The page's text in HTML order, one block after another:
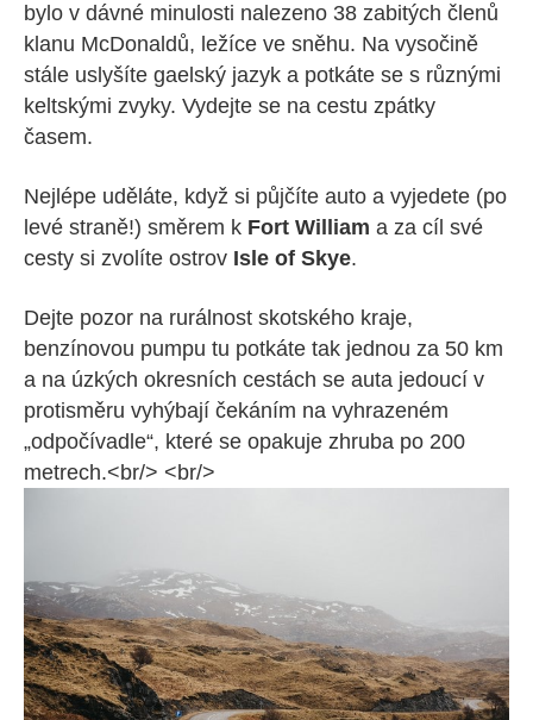
bylo v dávné minulosti nalezeno 38 zabitých členů
klanu McDonaldů, ležíce ve sněhu. Na vysočině
stále uslyšíte gaelský jazyk a potkáte se s různými
keltskými zvyky. Vydejte se na cestu zpátky
časem.
Nejlépe uděláte, když si půjčíte auto a vyjedete (po
levé straně!) směrem k Fort William a za cíl své
cesty si zvolíte ostrov Isle of Skye.
Dejte pozor na rurálnost skotského kraje,
benzínovou pumpu tu potkáte tak jednou za 50 km
a na úzkých okresních cestách se auta jedoucí v
protisměru vyhýbají čekáním na vyhrazeném
„odpočívadle“, které se opakuje zhruba po 200
metrech.<br/> <br/>